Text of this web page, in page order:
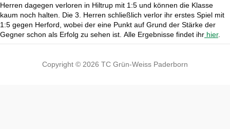
Herren dagegen verloren in Hiltrup mit 1:5 und können die Klasse
kaum noch halten. Die 3. Herren schließlich verlor ihr erstes Spiel mit
1:5 gegen Herford, wobei der eine Punkt auf Grund der Stärke der
Gegner schon als Erfolg zu sehen ist. Alle Ergebnisse findet ihr hier.
Copyright © 2026 TC Grün-Weiss Paderborn